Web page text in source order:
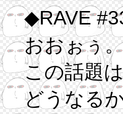
おおぉぅ
この話題
どうなる